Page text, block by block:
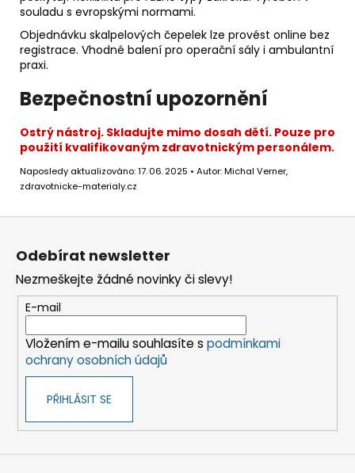
souladu s evropskými normami.
Objednávku skalpelových čepelek lze provést online bez
registrace. Vhodné balení pro operační sály i ambulantní
praxi.
Bezpečnostní upozornění
Ostrý nástroj. Skladujte mimo dosah dětí. Pouze pro
použití kvalifikovaným zdravotnickým personálem.
Naposledy aktualizováno: 17. 06. 2025 • Autor: Michal Verner,
zdravotnicke-materialy.cz
Z
Odebírat newsletter
Nezmeškejte žádné novinky či slevy!
E-mail
Vložením e-mailu souhlasíte s podmínkami
ochrany osobních údajů
PŘIHLÁSIT SE